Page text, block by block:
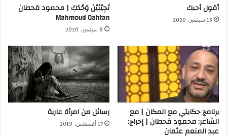
أقول أحبك
15 سبتمبر، 2020
تَجِيْئِيْنَ وَحْدَكِ | محمود قحطان
Mahmoud Qahtan
8 سبتمبر، 2020
برنامج حكايتي مع المكان | مع
الشاعر: محمود قحطان | إخراج:
عبد المنعم عثمان
رسائل من امرأة عارية
17 أغسطس، 2019